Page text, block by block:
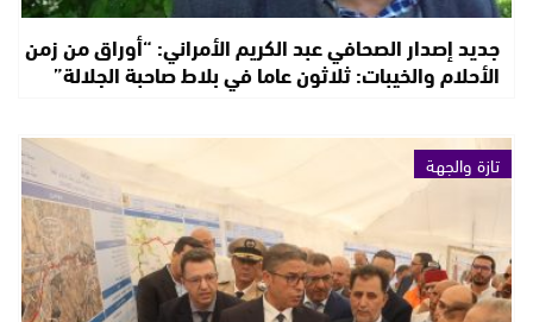
جديد إصدار الصحافي عبد الكريم الأمراني: “أوراق من زمن
الأحلام والخيبات: ثلاثون عاما في بلاط صاحبة الجلالة”
تازة والجهة